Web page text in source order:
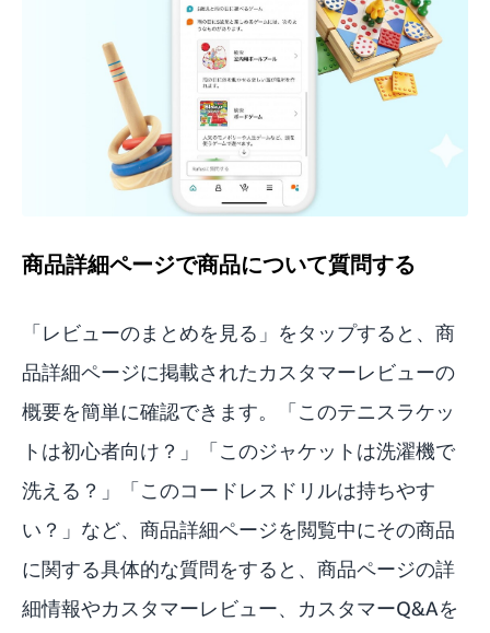
商品詳細ページで商品について質問する
「レビューのまとめを見る」をタップすると、商
品詳細ページに掲載されたカスタマーレビューの
概要を簡単に確認できます。「このテニスラケッ
トは初心者向け？」「このジャケットは洗濯機で
洗える？」「このコードレスドリルは持ちやす
い？」など、商品詳細ページを閲覧中にその商品
に関する具体的な質問をすると、商品ページの詳
細情報やカスタマーレビュー、カスタマーQ&Aを